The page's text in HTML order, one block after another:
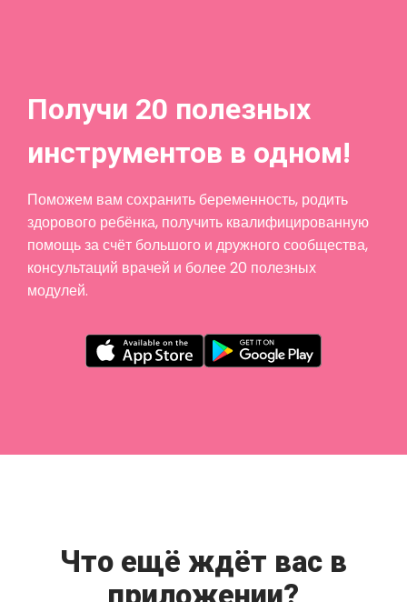
Получи 20 полезных
инструментов в одном!
Поможем вам сохранить беременность, родить
здорового ребёнка, получить квалифицированную
помощь за счёт большого и дружного сообщества,
консультаций врачей и более 20 полезных
модулей.
Что ещё ждёт вас в